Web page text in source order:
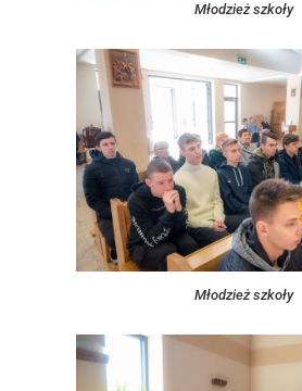
Młodzież szkoły
Młodzież szkoły